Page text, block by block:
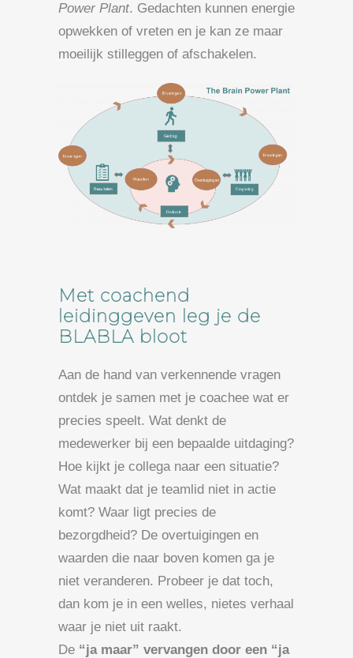
Power Plant. Gedachten kunnen energie
opwekken of vreten en je kan ze maar
moeilijk stilleggen of afschakelen.
Met coachend
leidinggeven leg je de
BLABLA bloot
Aan de hand van verkennende vragen
ontdek je samen met je coachee wat er
precies speelt. Wat denkt de
medewerker bij een bepaalde uitdaging?
Hoe kijkt je collega naar een situatie?
Wat maakt dat je teamlid niet in actie
komt? Waar ligt precies de
bezorgdheid? De overtuigingen en
waarden die naar boven komen ga je
niet veranderen. Probeer je dat toch,
dan kom je in een welles, nietes verhaal
waar je niet uit raakt.
De “ja maar” vervangen door een “ja